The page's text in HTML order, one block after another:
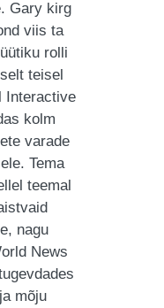
Gary kirg
viis ta
rolli
teisel
Interactive
kolm
varade
Tema
teemal
nagu
News
mõju